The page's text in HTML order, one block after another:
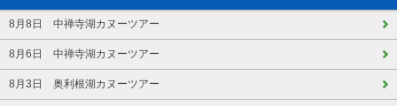
8月8日 中禅寺湖カヌーツアー
8月6日 中禅寺湖カヌーツアー
8月3日 奥利根湖カヌーツアー